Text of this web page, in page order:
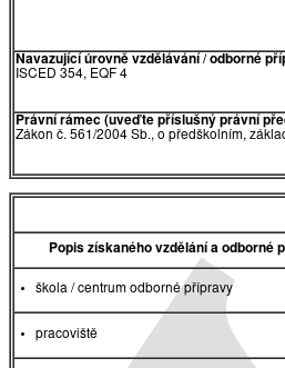
Navazující úrovně vzdělávání / odborné
ISCED 354, EQF 4
Právní rámec (uveďte příslušný právní
Zákon č. 561/2004 Sb., o předškolním,
Popis získaného vzdělání a odborné
škola / centrum odborné přípravy
pracoviště